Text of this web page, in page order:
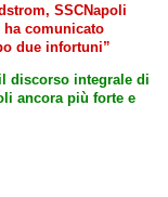
SSCNapoli
ha comunicato
due infortuni”
discorso integrale di
ancora più forte e